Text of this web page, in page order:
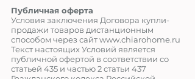
Публичная оферта
Условия заключения Договора купли-
продажи товаров дистанционным
способом через сайтwww.chiarohome.ru
Текст настоящих Условий является
публичной офертой в соответствии со
статьей 435 и частью 2 статьи 437